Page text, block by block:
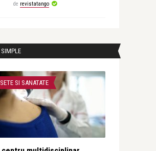
de revistatango
SI SANATATE